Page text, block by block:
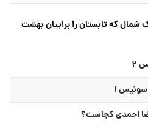
شمال که تابستان را برایتان بهشت
احمدی کجاست؟